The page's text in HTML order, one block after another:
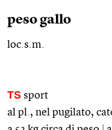
peso gallo
loc.s.m.
TS sport
al pl. , nel pugilato,